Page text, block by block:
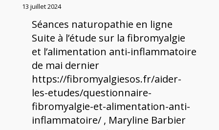
13 juillet 2024
Séances naturopathie en ligne
Suite à l’étude sur la fibromyalgie
et l’alimentation anti-inflammatoire
de mai dernier
https://fibromyalgiesos.fr/aider-
les-etudes/questionnaire-
fibromyalgie-et-alimentation-anti-
inflammatoire/ , Maryline Barbier